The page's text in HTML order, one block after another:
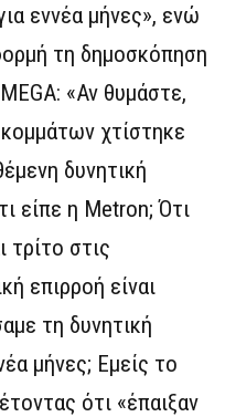
εννέα μήνες», ενώ
τη δημοσκόπηση
«Αν θυμάστε,
χτίστηκε
δυνητική
είπε η Metron; Ότι
στις
επιρροή είναι
τη δυνητική
μήνες; Εμείς το
ότι «έπαιξαν